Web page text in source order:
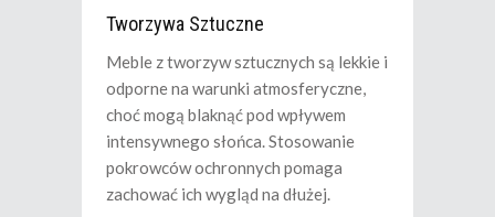
Tworzywa Sztuczne
Meble z tworzyw sztucznych są lekkie i
odporne na warunki atmosferyczne,
choć mogą blaknąć pod wpływem
intensywnego słońca. Stosowanie
pokrowców ochronnych pomaga
zachować ich wygląd na dłużej.